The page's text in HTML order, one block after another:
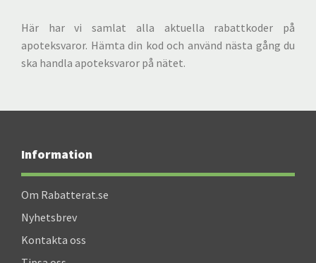
Här har vi samlat alla aktuella rabattkoder på
apoteksvaror. Hämta din kod och använd nästa gång du
ska handla apoteksvaror på nätet.
Information
Om Rabatterat.se
Nyhetsbrev
Kontakta oss